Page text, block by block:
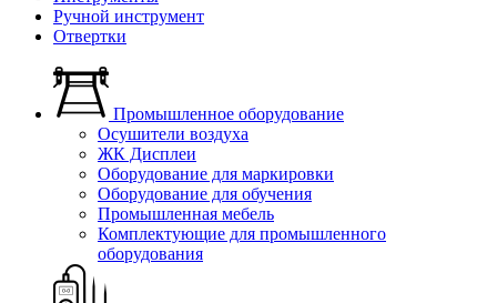
Ручной инструмент
Отвертки
Промышленное оборудование
Осушители воздуха
ЖК Дисплеи
Оборудование для маркировки
Оборудование для обучения
Промышленная мебель
Комплектующие для промышленного
оборудования